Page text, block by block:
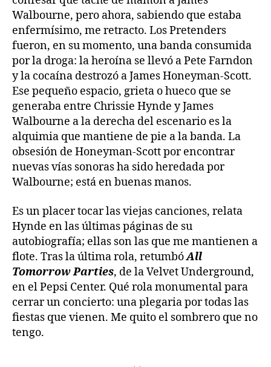
Walbourne, pero ahora, sabiendo que estaba
enfermísimo, me retracto. Los Pretenders
fueron, en su momento, una banda consumida
por la droga: la heroína se llevó a Pete Farndon
y la cocaína destrozó a James Honeyman-Scott.
Ese pequeño espacio, grieta o hueco que se
generaba entre Chrissie Hynde y James
Walbourne a la derecha del escenario es la
alquimia que mantiene de pie a la banda. La
obsesión de Honeyman-Scott por encontrar
nuevas vías sonoras ha sido heredada por
Walbourne; está en buenas manos.
Es un placer tocar las viejas canciones, relata
Hynde en las últimas páginas de su
autobiografía; ellas son las que me mantienen a
flote. Tras la última rola, retumbóAll
Tomorrow Parties, de la Velvet Underground,
en el Pepsi Center. Qué rola monumental para
cerrar un concierto: una plegaria por todas las
fiestas que vienen. Me quito el sombrero que no
tengo.